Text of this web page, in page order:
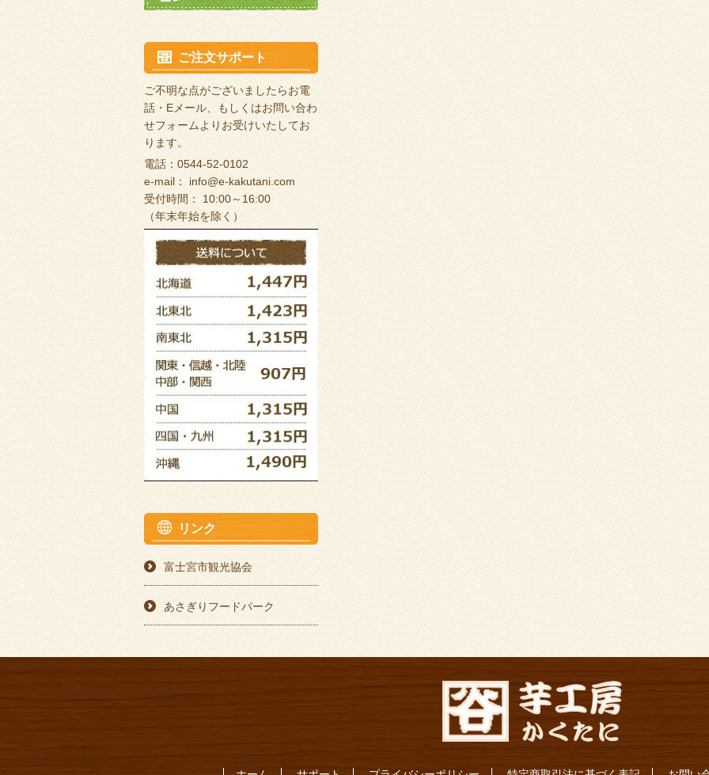
ご注文サポート
ご不明な点がございましたらお電
話・Eメール、もしくはお問い合わ
せフォーム よりお受けいたしてお
ります。
電話：0544-52-0102
e-mail： info@e-kakutani.com
受付時間： 10:00～16:00
（年末年始を除く）
リンク
富士宮市観光協会
あさぎりフードパーク